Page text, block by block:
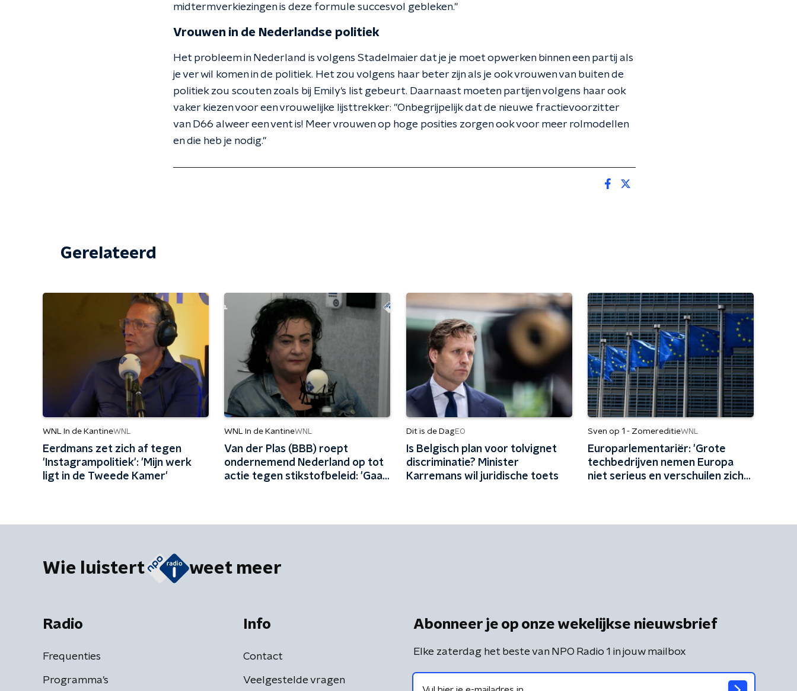
midtermverkiezingen is deze formule succesvol gebleken.''
Vrouwen in de Nederlandse politiek
Het probleem in Nederland is volgens Stadelmaier dat je je moet opwerken binnen een partij als
je ver wil komen in de politiek. Het zou volgens haar beter zijn als je ook vrouwen van buiten de
politiek zou scouten zoals bij Emily's list gebeurt. Daarnaast moeten partijen volgens haar ook
vaker kiezen voor een vrouwelijke lijsttrekker: ''Onbegrijpelijk dat de nieuwe fractievoorzitter
van D66 alweer een vent is! Meer vrouwen op hoge posities zorgen ook voor meer rolmodellen
en die heb je nodig.''
Gerelateerd
WNL In de KantineWNL
Eerdmans zet zich af tegen
'Instagrampolitiek': 'Mijn werk
ligt in de Tweede Kamer'
WNL In de KantineWNL
Van der Plas (BBB) roept
ondernemend Nederland op tot
actie tegen stikstofbeleid: 'Gaat
Dit is de DagEO
Is Belgisch plan voor tolvignet
discriminatie? Minister
Karremans wil juridische toets
Sven op 1 - ZomereditieWNL
Europarlementariër: 'Grote
techbedrijven nemen Europa
niet serieus en verschuilen zich
Wie luistert weet meer
Radio
Frequenties
Programma's
Info
Contact
Veelgestelde vragen
Abonneer je op onze wekelijkse nieuwsbrief
Elke zaterdag het beste van NPO Radio 1 in jouw mailbox